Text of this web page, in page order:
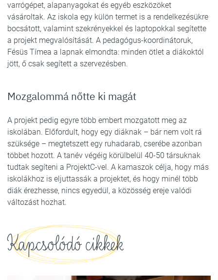
varrógépet, alapanyagokat és egyéb eszközöket
vásároltak. Az iskola egy külön termet is a rendelkezésükre
bocsátott, valamint szekrényekkel és laptopokkal segítette
a projekt megvalósítását. A pedagógus-koordinátoruk,
Fésüs Tímea a lapnak elmondta: minden ötlet a diákoktól
jött, ő csak segített a szervezésben.
Mozgalommá nőtte ki magát
A projekt pedig egyre több embert mozgatott meg az
iskolában. Előfordult, hogy egy diáknak – bár nem volt rá
szüksége – megtetszett egy ruhadarab, cserébe azonban
többet hozott. A tanév végéig körülbelül 40-50 társuknak
tudtak segíteni a ProjektC-vel. A kamaszok célja, hogy más
iskolákhoz is eljuttassák a projektet, és hogy minél több
diák érezhesse, nincs egyedül, a közösség ereje valódi
változást hozhat.
Kapcsolódó cikkek